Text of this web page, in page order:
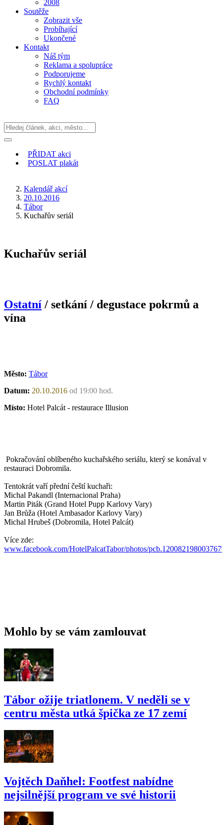
2008
Soutěže
Zobrazit vše
Probíhající
Ukončené
Kontakt
Náš tým
Reklama a spolupráce
Podporujeme
Rychlý kontakt
Obchodní podmínky
FAQ
PŘIDAT akci
POSLAT plakát
Kalendář akcí
20.10.2016
Tábor
Kuchařův seriál
Kuchařův seriál
Ostatní / setkání / degustace pokrmů a
vína
Město: Tábor
Datum: 20.10.2016 od 19:00 hod.
Místo: Hotel Palcát - restaurace Illusion
Pokračování oblíbeného kuchařského seriálu, který se konával v
restauraci Dobromila.
Tentokrát vaří přední čeští kuchaři:
Michal Pakandl (Internacional Praha)
Martin Piták (Grand Hotel Pupp Karlovy Vary)
Jan Brůža (Hotel Ambasador Karlovy Vary)
Michal Hrubeš (Dobromila, Hotel Palcát)
Více zde:
www.facebook.com/HotelPalcatTabor/photos/
Mohlo by se vám zamlouvat
Tábor ožije triatlonem. V neděli se v
centru města utká špička ze 17 zemí
Vojtěch Daňhel: Footfest nabídne
nejsilnější program ve své historii